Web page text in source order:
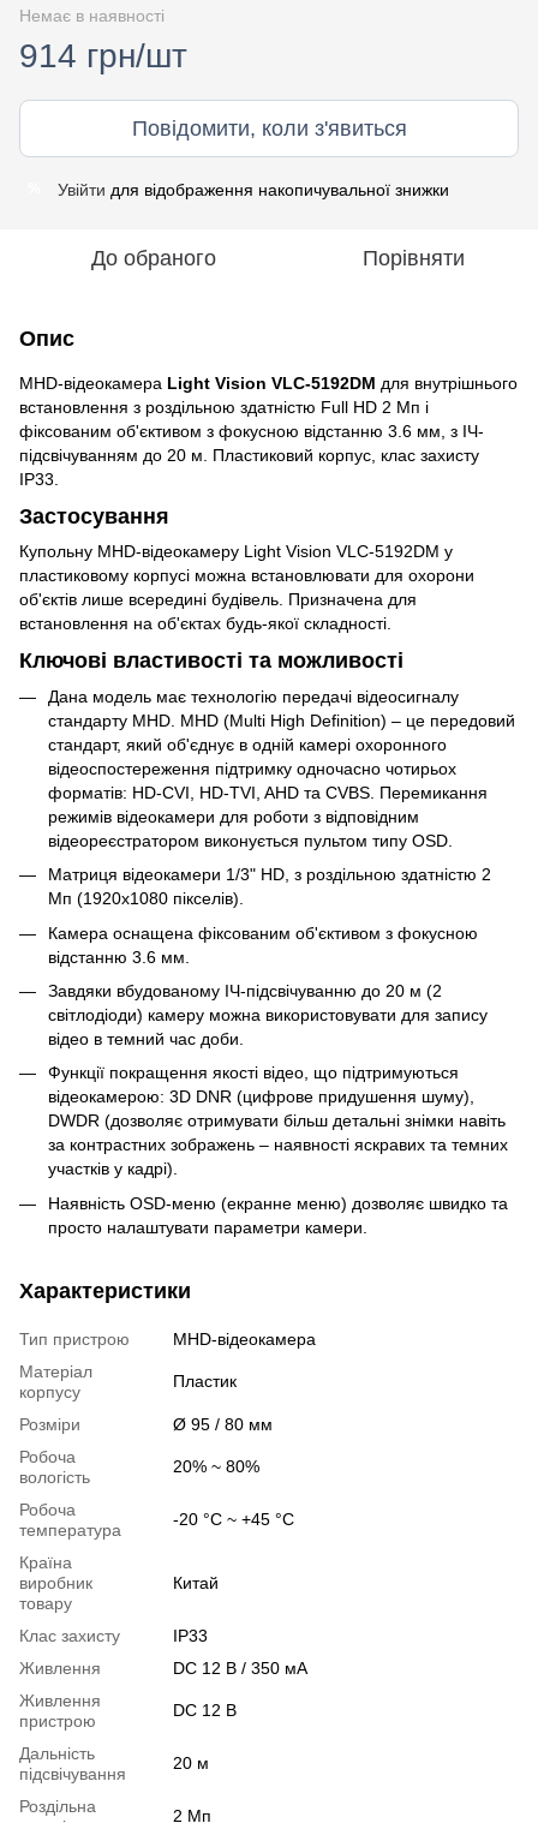
Немає в наявності
914 грн/шт
Повідомити, коли з'явиться
Увійти для відображення накопичувальної знижки
До обраного Порівняти
Опис
MHD-відеокамера Light Vision VLC-5192DM для внутрішнього
встановлення з роздільною здатністю Full HD 2 Мп і
фіксованим об'єктивом з фокусною відстанню 3.6 мм, з ІЧ-
підсвічуванням до 20 м. Пластиковий корпус, клас захисту
IP33.
Застосування
Купольну MHD-відеокамеру Light Vision VLC-5192DM у
пластиковому корпусі можна встановлювати для охорони
об'єктів лише всередині будівель. Призначена для
встановлення на об'єктах будь-якої складності.
Ключові властивості та можливості
Дана модель має технологію передачі відеосигналу
стандарту MHD. MHD (Multi High Definition) – це передовий
стандарт, який об'єднує в одній камері охоронного
відеоспостереження підтримку одночасно чотирьох
форматів: HD-CVI, HD-TVI, AHD та CVBS. Перемикання
режимів відеокамери для роботи з відповідним
відеореєстратором виконується пультом типу OSD.
Матриця відеокамери 1/3" HD, з роздільною здатністю 2
Мп (1920x1080 пікселів).
Камера оснащена фіксованим об'єктивом з фокусною
відстанню 3.6 мм.
Завдяки вбудованому ІЧ-підсвічуванню до 20 м (2
світлодіоди) камеру можна використовувати для запису
відео в темний час доби.
Функції покращення якості відео, що підтримуються
відеокамерою: 3D DNR (цифрове придушення шуму),
DWDR (дозволяє отримувати більш детальні знімки навіть
за контрастних зображень – наявності яскравих та темних
участків у кадрі).
Наявність OSD-меню (екранне меню) дозволяє швидко та
просто налаштувати параметри камери.
Характеристики
Тип пристрою
MHD-відеокамера
Матеріал
корпусу
Пластик
Розміри
Ø 95 / 80 мм
Робоча
вологість
20% ~ 80%
Робоча
температура
-20 °C ~ +45 °C
Країна
виробник
товару
Китай
Клас захисту
IP33
Живлення
DC 12 В / 350 мА
Живлення
пристрою
DC 12 В
Дальність
підсвічування
20 м
Роздільна
2 Мп